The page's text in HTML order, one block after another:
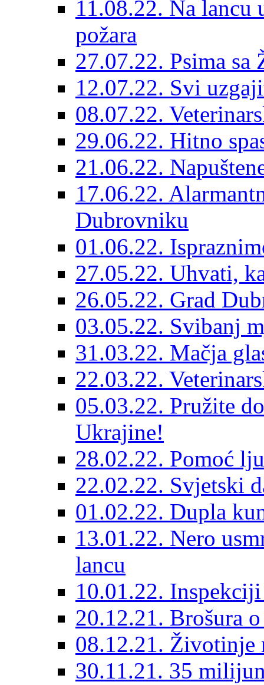
11.08.22. Na
požara
27.07.22. Psima sa
12.07.22. Svi
08.07.22.
29.06.22. Hitno
21.06.22.
17.06.22.
Dubrovniku
01.06.22.
27.05.22. Uhvati,
26.05.22. Grad
03.05.22. Svibanj
31.03.22. Mačja
22.03.22.
05.03.22. Pružite
Ukrajine!
28.02.22. Pomoć
22.02.22. Svjetski
01.02.22. Dupla
13.01.22. Nero
lancu
10.01.22.
20.12.21. Brošura
08.12.21.
30.11.21. 35